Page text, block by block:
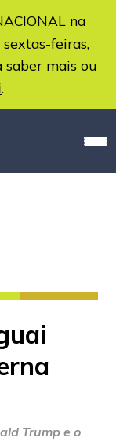
na
feiras,
saber mais ou
.
Trump e o